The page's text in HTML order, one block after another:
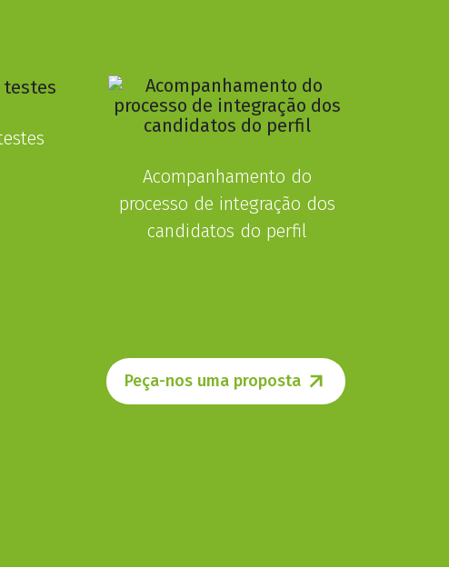
Acompanhamento do
processo de integração dos
candidatos do perfil
Peça-nos uma proposta